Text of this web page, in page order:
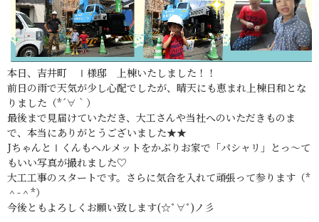
本日、吉井町 Ⅰ様邸 上棟いたしました！！
前日の雨で天気が少し心配でしたが、晴天にも恵まれ上棟日和とな
りました（*´∀｀）
最後まで見届けていただき、大工さんや当社へのいただきものま
で、本当にありがとうございました★★
JちゃんとⅠくんもヘルメットをかぶりお家で「パシャリ」とっ～て
もいい写真が撮れました♡
大工工事のスタートです。さらに気合を入れて頑張って参ります（*
＾-＾*）
今後ともよろしくお願い致します(☆ﾟ∀ﾟ)ノ彡